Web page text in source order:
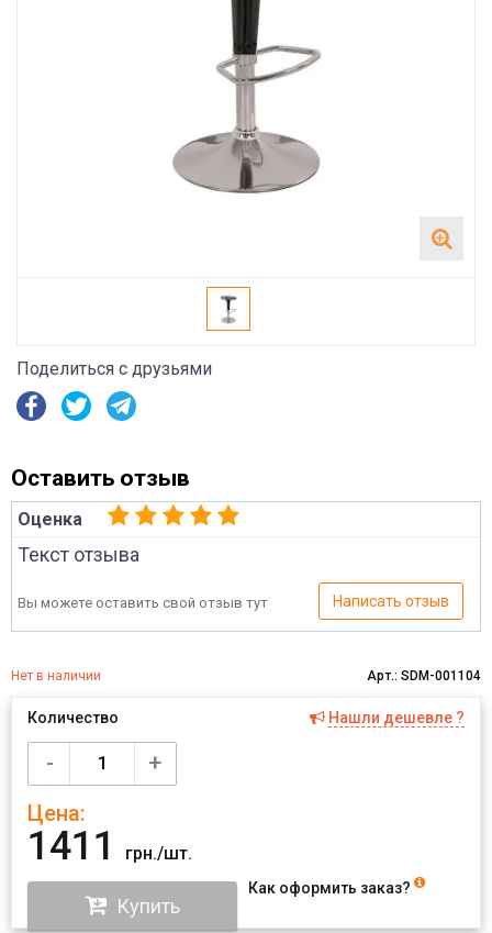
Поделиться с друзьями
Оставить отзыв
Оценка
Текст отзыва
Вы можете оставить свой отзыв тут Написать отзыв
Нет в наличии Арт.: SDM-001104
Количество Нашли дешевле ?
-
+
Цена:
1411 грн./шт.
Купить
Как оформить заказ?